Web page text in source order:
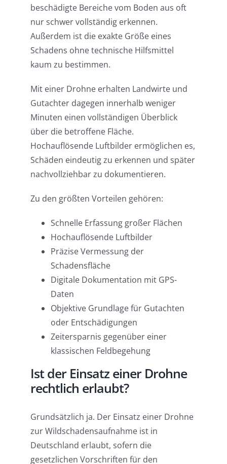
beschädigte Bereiche vom Boden aus oft
nur schwer vollständig erkennen.
Außerdem ist die exakte Größe eines
Schadens ohne technische Hilfsmittel
kaum zu bestimmen.
Mit einer Drohne erhalten Landwirte und
Gutachter dagegen innerhalb weniger
Minuten einen vollständigen Überblick
über die betroffene Fläche.
Hochauflösende Luftbilder ermöglichen es,
Schäden eindeutig zu erkennen und später
nachvollziehbar zu dokumentieren.
Zu den größten Vorteilen gehören:
Schnelle Erfassung großer Flächen
Hochauflösende Luftbilder
Präzise Vermessung der
Schadensfläche
Digitale Dokumentation mit GPS-
Daten
Objektive Grundlage für Gutachten
oder Entschädigungen
Zeitersparnis gegenüber einer
klassischen Feldbegehung
Ist der Einsatz einer Drohne
rechtlich erlaubt?
Grundsätzlich ja. Der Einsatz einer Drohne
zur Wildschadensaufnahme ist in
Deutschland erlaubt, sofern die
gesetzlichen Vorschriften für den